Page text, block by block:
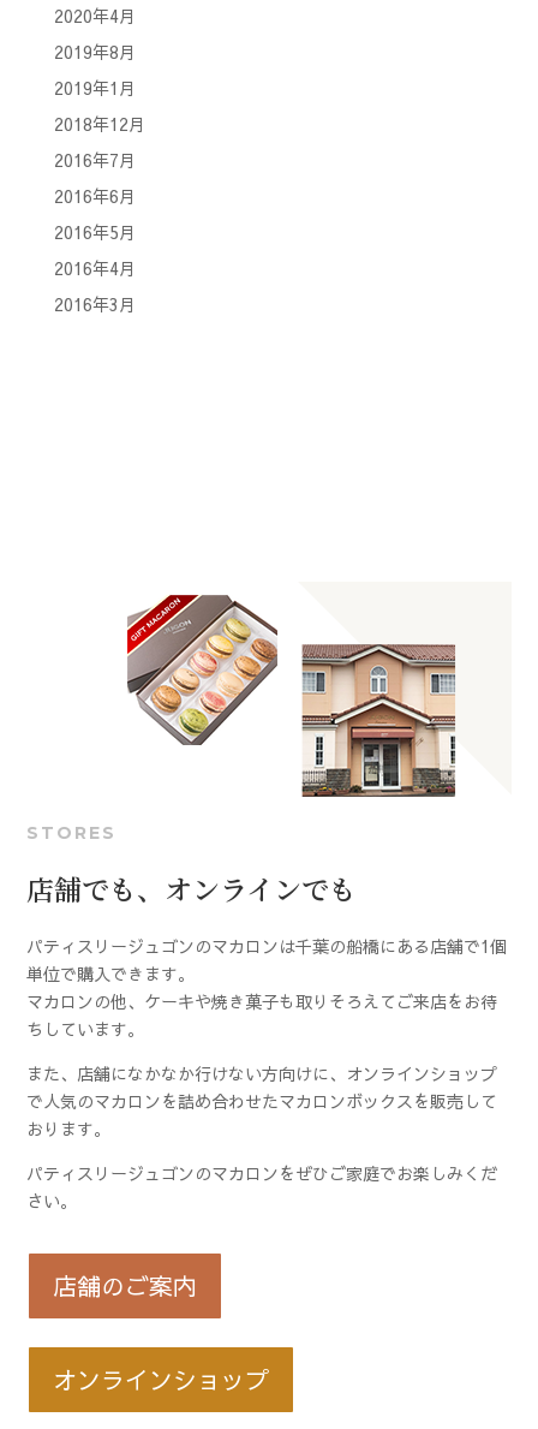
2020年4月
2019年8月
2019年1月
2018年12月
2016年7月
2016年6月
2016年5月
2016年4月
2016年3月
STORES
店舗でも、オンラインでも
パティスリージュゴンのマカロンは千葉の船橋にある店舗で1個
単位で購入できます。
マカロンの他、ケーキや焼き菓子も取りそろえてご来店をお待
ちしています。
また、店舗になかなか行けない方向けに、オンラインショップ
で人気のマカロンを詰め合わせたマカロンボックスを販売して
おります。
パティスリージュゴンのマカロンをぜひご家庭でお楽しみくだ
さい。
店舗のご案内
オンラインショップ